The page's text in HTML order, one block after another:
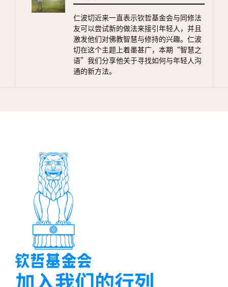
仁波切近来一直表示钦哲基金会与同修法
友可以尝试新的做法来接引年轻人，并且
激发他们对佛教智慧与修持的兴趣。仁波
切在这个主题上着墨甚广，本期“智慧之
语”我们分享他关于寻找如何与年轻人沟
通的新方法。
加入我们的行列